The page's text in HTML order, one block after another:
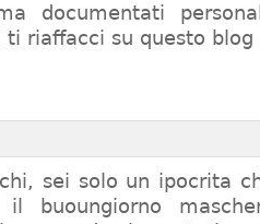
documentati
riaffacci su questo blog
sei solo un ipocrita
il buoungiorno